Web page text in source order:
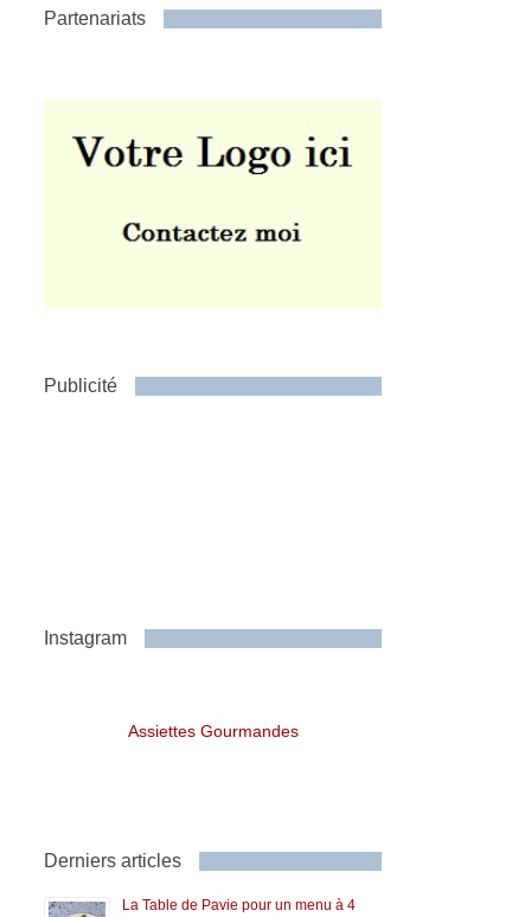
Partenariats
Publicité
Instagram
Assiettes Gourmandes
Derniers articles
La Table de Pavie pour un menu à 4